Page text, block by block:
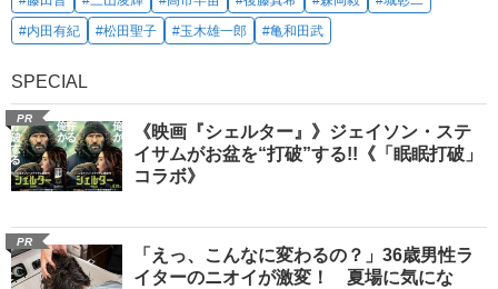
#内田有紀
#松田聖子 #玉木雄一郎 #亀和田武
SPECIAL
PR
《映画『シェルター』》ジェイソン・ステ
イサムがお盆を“打破”する!!《「眠眠打破」
コラボ》
PR
「えっ、こんなに変わるの？」36歳男性ラ
イターのニオイが激変！ 夏場に気にな